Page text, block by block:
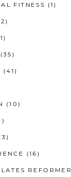
FITNESS (1)
(35)
(41)
(10)
(16)
REFORMER